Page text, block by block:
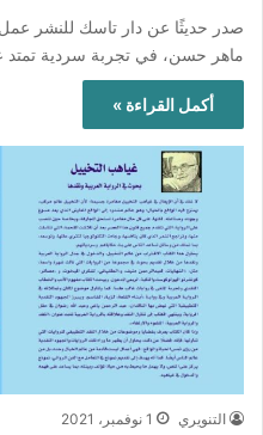
صدر حديثًا عن دار تاسك للنشر
ماهر حسن، في تجربة سردية
أكمل القراءة »
التنويري 1 نوفمبر، 2021